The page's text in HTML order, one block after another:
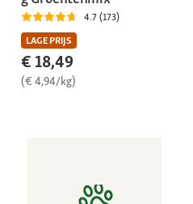
4.7 (173)
LAGE PRIJS
€ 18,49
(€ 4,94/kg)